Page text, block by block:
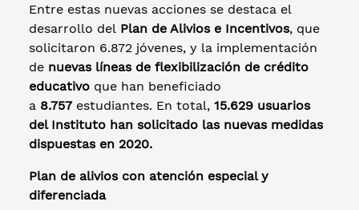
Entre estas nuevas acciones se destaca el
desarrollo del Plan de Alivios e Incentivos, que
solicitaron 6.872 jóvenes, y la implementación
de nuevas líneas de flexibilización de crédito
educativo que han beneficiado
a 8.757 estudiantes. En total, 15.629 usuarios
del Instituto han solicitado las nuevas medidas
dispuestas en 2020.
Plan de alivios con atención especial y
diferenciada